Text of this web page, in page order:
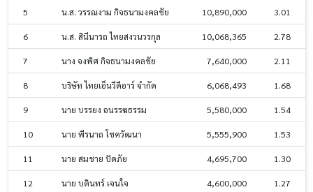
5 น.ส. วรรณงาม กิจธนามงคลชัย 10,890,000 3.01
6 น.ส. สินีนารถ ไทยสงวนวรกุล 10,068,365 2.78
7 นาง จงพิศ กิจธนามงคลชัย 7,640,000 2.11
8 บริษัท ไทยเอ็นวีดีอาร์ จำกัด 6,068,493 1.68
9 นาย บรรยง อนรรฆธรรม 5,580,000 1.54
10 นาย พีรนาถ โชควัฒนา 5,555,900 1.53
11 นาย สมชาย ปัดภัย 4,695,700 1.30
12 นาย บดินทร์ เจนใจ 4,600,000 1.27